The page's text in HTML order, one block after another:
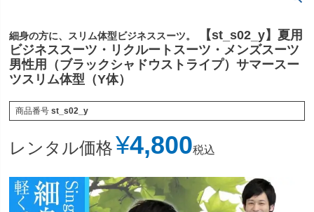
細身の方に、スリム体型ビジネススーツ。
【st_s02_y】夏用
ビジネススーツ・リクルートスーツ・メンズスーツ
男性用（ブラックシャドウストライプ）サマースー
ツスリム体型（Y体）
商品番号 st_s02_y
レンタル価格 ¥4,800税込